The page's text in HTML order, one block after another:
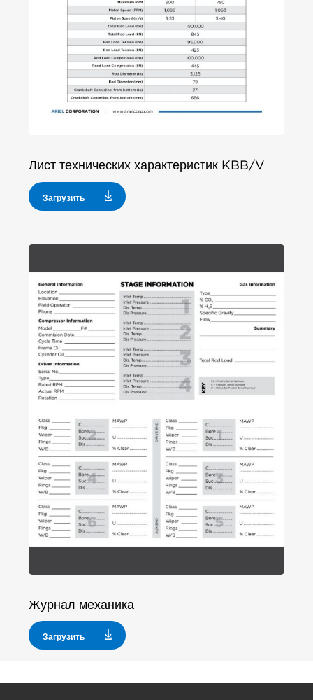
Лист технических характеристик KBB/V
Загрузить
Журнал механика
Загрузить